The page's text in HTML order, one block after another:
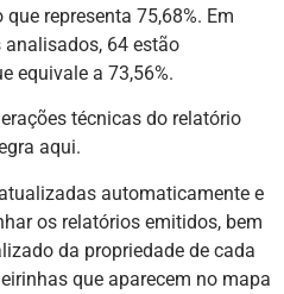
representa 75,68%. Em
64 estão
equivale a 73,56%.
técnicas do relatório
aqui.
automaticamente e
os relatórios emitidos, bem
da propriedade de cada
que aparecem no mapa